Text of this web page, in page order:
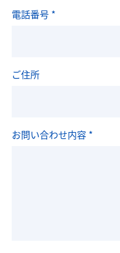
電話番号 *
ご住所
お問い合わせ内容 *